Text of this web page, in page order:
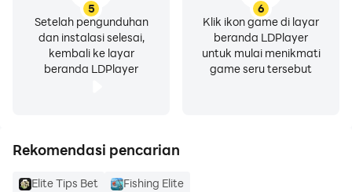
5
Setelah pengunduhan
dan instalasi selesai,
kembali ke layar
beranda LDPlayer
6
Klik ikon game di layar
beranda LDPlayer
untuk mulai menikmati
game seru tersebut
Rekomendasi pencarian
Elite Tips Bet
Fishing Elite